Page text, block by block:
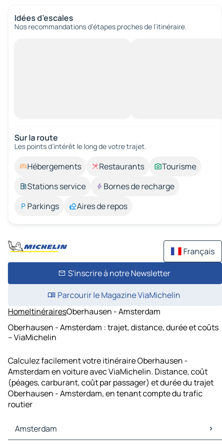
Idées d’escales
Nos recommandations d'étapes proches de l’itinéraire.
Sur la route
Les points d’intérêt le long de votre trajet.
Hébergements Restaurants
Tourisme
Stations service
Bornes de recharge
Parkings
Aires de repos
Français
S'inscrire à notre Newsletter
Parcourir le Magazine ViaMichelin
HomeItinérairesOberhausen - Amsterdam
Oberhausen - Amsterdam : trajet, distance, durée et coûts
– ViaMichelin
Calculez facilement votre itinéraire Oberhausen -
Amsterdam en voiture avec ViaMichelin. Distance, coût
(péages, carburant, coût par passager) et durée du trajet
Oberhausen - Amsterdam, en tenant compte du trafic
routier
Amsterdam